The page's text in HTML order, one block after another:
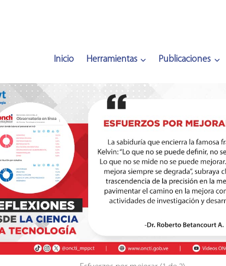
Inicio Herramientas Publicaciones